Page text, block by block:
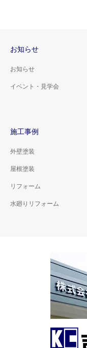
お知らせ
お知らせ
イベント・見学会
施工事例
外壁塗装
屋根塗装
リフォーム
水廻りリフォーム